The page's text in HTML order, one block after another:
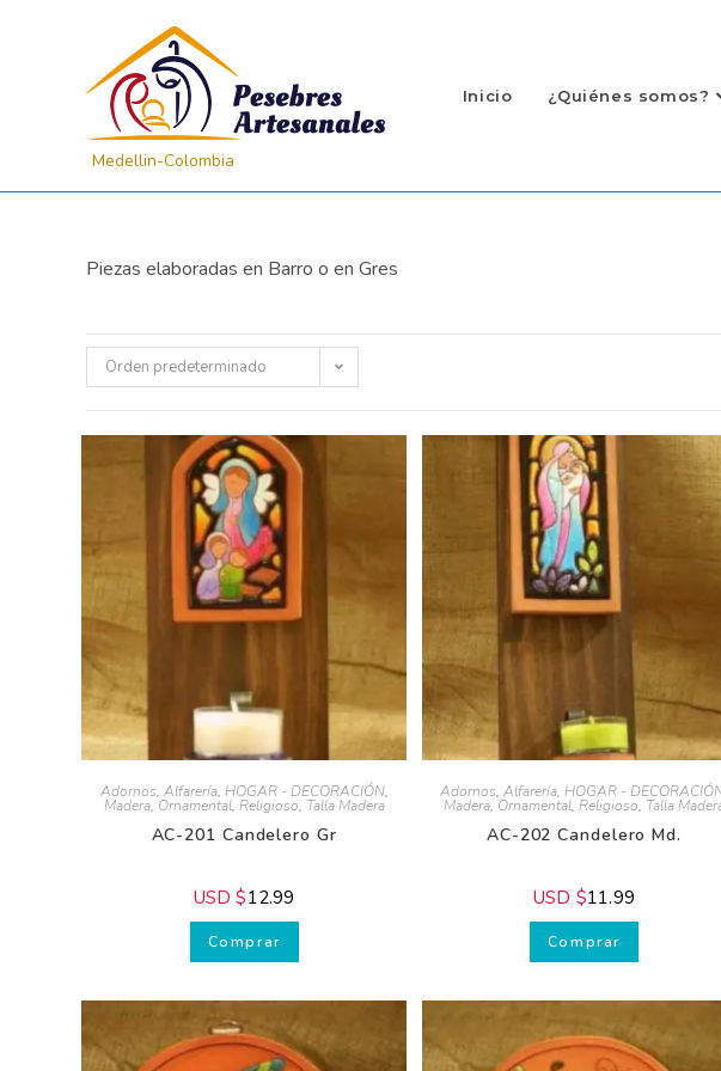
Inicio ¿Quiénes somos?
Piezas elaboradas en Barro o en Gres
Orden predeterminado
Adornos, Alfarería,HOGAR - DECORACIÓN,
Madera,Ornamental,Religioso, Talla Madera
AC-201 Candelero Gr
USD $12.99
Comprar
Adornos,Alfarería,HOGAR - DECORACIÓN,
Madera,Ornamental,Religioso,Talla Madera
AC-202 Candelero Md.
USD $11.99
Comprar